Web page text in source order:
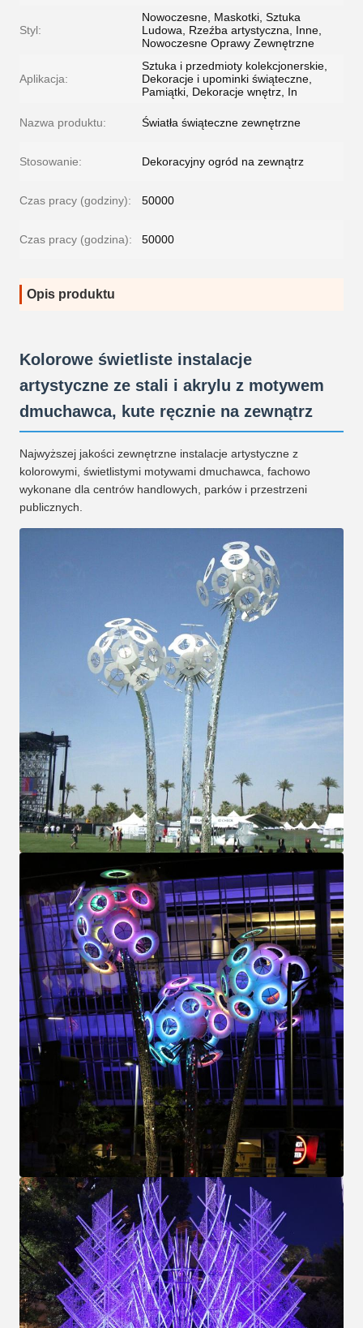
Styl:
Nowoczesne, Maskotki, Sztuka
Ludowa, Rzeźba artystyczna, Inne,
Nowoczesne Oprawy Zewnętrzne
Aplikacja:
Sztuka i przedmioty kolekcjonerskie,
Dekoracje i upominki świąteczne,
Pamiątki, Dekoracje wnętrz, In
Nazwa produktu: Światła świąteczne zewnętrzne
Stosowanie: Dekoracyjny ogród na zewnątrz
Czas pracy (godziny): 50000
Czas pracy (godzina): 50000
Opis produktu
Kolorowe świetliste instalacje
artystyczne ze stali i akrylu z motywem
dmuchawca, kute ręcznie na zewnątrz
Najwyższej jakości zewnętrzne instalacje artystyczne z
kolorowymi, świetlistymi motywami dmuchawca, fachowo
wykonane dla centrów handlowych, parków i przestrzeni
publicznych.